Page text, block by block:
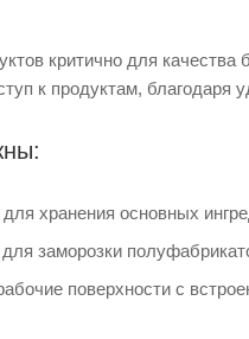
критично для
к продуктам, благодаря
хранения основных
заморозки
поверхности с